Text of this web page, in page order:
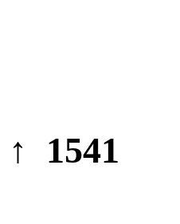
↑ 1541